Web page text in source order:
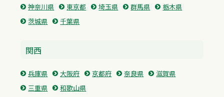
神奈川県 東京都 埼玉県 群馬県
栃木県
茨城県
千葉県
関西
兵庫県 大阪府 京都府 奈良県
滋賀県
三重県
和歌山県